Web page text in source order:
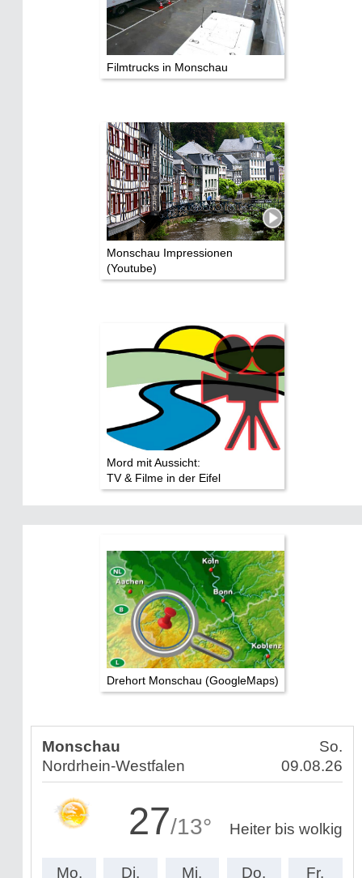
Filmtrucks in Monschau
Monschau Impressionen
(Youtube)
Mord mit Aussicht:
TV & Filme in der Eifel
Drehort Monschau (GoogleMaps)